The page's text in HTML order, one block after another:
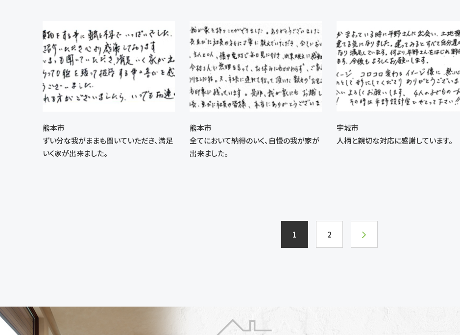
熊本市
ずい分な我がままも聞いていただき、満足
いく家が出来ました。
熊本市
全てにおいて納得のいく、自慢の我が家が
出来ました。
宇城市
人柄と親切な対応に感謝しています。
ー
ジ
1 2